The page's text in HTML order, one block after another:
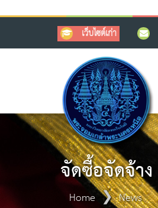
เว็บไซต์เก่า
จัดซื้อจัดจ้าง
Home News